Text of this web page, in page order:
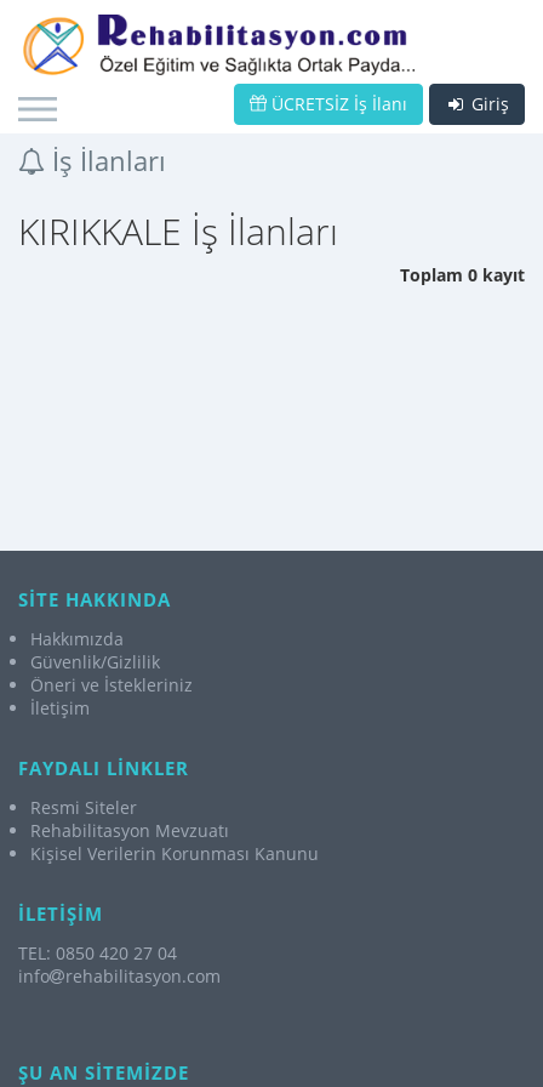
Giriş
ÜCRETSİZ İş İlanı
İş İlanları
KIRIKKALE İş İlanları
Toplam 0 kayıt
SİTE HAKKINDA
Hakkımızda
Güvenlik/Gizlilik
Öneri ve İstekleriniz
İletişim
FAYDALI LİNKLER
Resmi Siteler
Rehabilitasyon Mevzuatı
Kişisel Verilerin Korunması Kanunu
İLETİŞİM
TEL: 0850 420 27 04
info
rehabilitasyon.com
ŞU AN SİTEMİZDE